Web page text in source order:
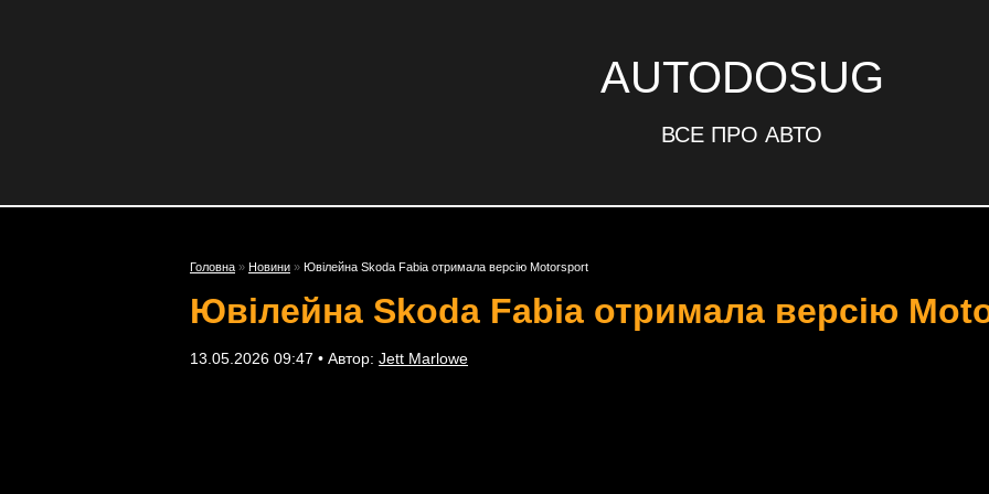
AUTODOSUG
ВСЕ ПРО АВТО
Головна » Новини » Ювілейна Skoda Fabia отримала версію Motorsport
Ювілейна Skoda Fabia отримала версію
13.05.2026 09:47 • Автор: Jett Marlowe